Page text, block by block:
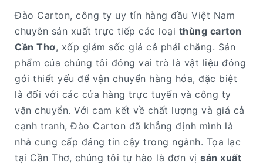
Đào Carton, công ty uy tín hàng đầu Việt Nam
chuyên sản xuất trực tiếp các loại thùng carton
Cần Thơ, xốp giảm sốc giá cả phải chăng. Sản
phẩm của chúng tôi đóng vai trò là vật liệu đóng
gói thiết yếu để vận chuyển hàng hóa, đặc biệt
là đối với các cửa hàng trực tuyến và công ty
vận chuyển. Với cam kết về chất lượng và giá cả
cạnh tranh, Đào Carton đã khẳng định mình là
nhà cung cấp đáng tin cậy trong ngành. Tọa lạc
tại Cần Thơ, chúng tôi tự hào là đơn vị sản xuất